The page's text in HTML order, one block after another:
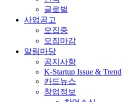
글로벌
사업공고
모집중
모집마감
알림마당
공지사항
K-Startup Issue & Trend
카드뉴스
창업정보